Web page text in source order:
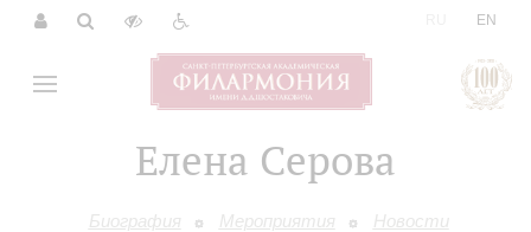
EN
Елена Серова
Биография Мероприятия Новости